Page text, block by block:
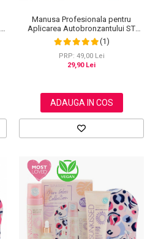
Manusa Profesionala pentru
Aplicarea Autobronzantului ST
MORIZ Velvet Tanning Mitt
(1)
PRP: 49,00 Lei
29,90 Lei
ADAUGA IN COS